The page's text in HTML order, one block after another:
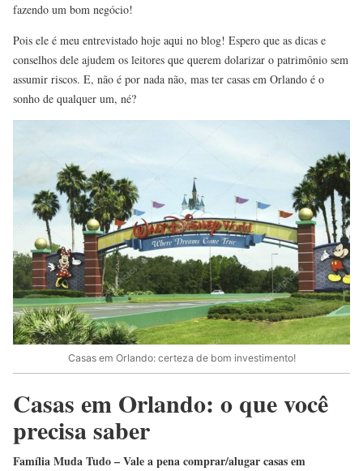
fazendo um bom negócio!
Pois ele é meu entrevistado hoje aqui no blog! Espero que as dicas e
conselhos dele ajudem os leitores que querem dolarizar o patrimônio sem
assumir riscos. E, não é por nada não, mas ter casas em Orlando é o
sonho de qualquer um, né?
Casas em Orlando: certeza de bom investimento!
Casas em Orlando: o que você
precisa saber
Família Muda Tudo – Vale a pena comprar/alugar casas em